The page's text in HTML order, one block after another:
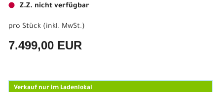
Z.Z. nicht verfügbar
pro Stück (inkl. MwSt.)
7.499,00 EUR
Verkauf nur im Ladenlokal